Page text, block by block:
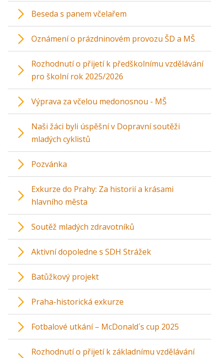
Beseda s panem včelařem
Oznámení o prázdninovém provozu ŠD a MŠ
Rozhodnutí o přijetí k předškolnímu vzdělávání
pro školní rok 2025/2026
Výprava za včelou medonosnou - MŠ
Naši žáci byli úspěšní v Dopravní soutěži
mladých cyklistů
Pozvánka
Exkurze do Prahy: Za historií a krásami
hlavního města
Soutěž mladých zdravotníků
Aktivní dopoledne s SDH Strážek
Batůžkový projekt
Praha-historická exkurze
Fotbalové utkání – McDonald´s cup 2025
Rozhodnutí o přijetí k základnímu vzdělávání